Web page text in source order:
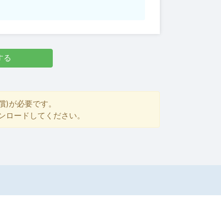
る
)が必要です。
ードしてください。